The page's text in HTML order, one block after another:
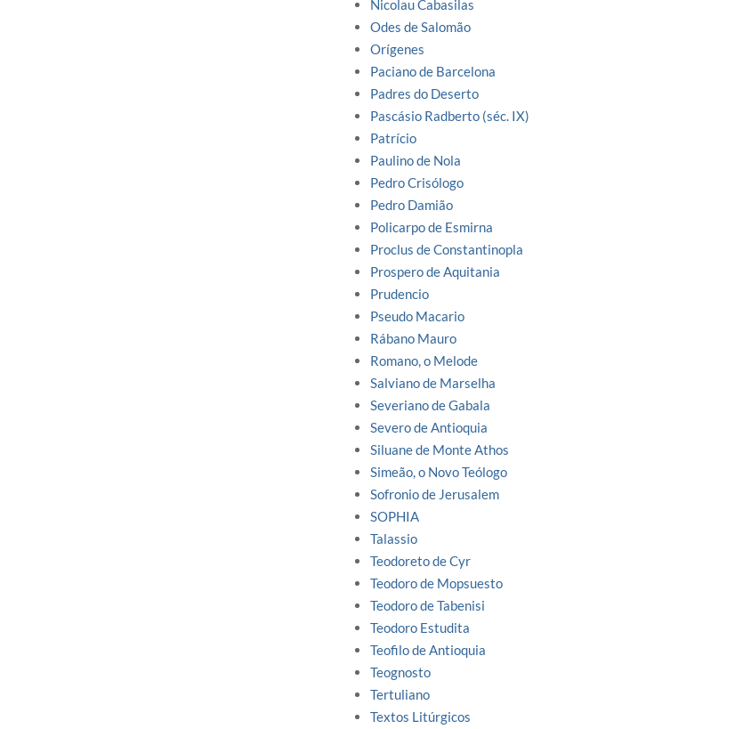
Nicolau Cabasilas
Odes de Salomão
Orígenes
Paciano de Barcelona
Padres do Deserto
Pascásio Radberto (séc. IX)
Patrício
Paulino de Nola
Pedro Crisólogo
Pedro Damião
Policarpo de Esmirna
Proclus de Constantinopla
Prospero de Aquitania
Prudencio
Pseudo Macario
Rábano Mauro
Romano, o Melode
Salviano de Marselha
Severiano de Gabala
Severo de Antioquia
Siluane de Monte Athos
Simeão, o Novo Teólogo
Sofronio de Jerusalem
SOPHIA
Talassio
Teodoreto de Cyr
Teodoro de Mopsuesto
Teodoro de Tabenisi
Teodoro Estudita
Teofilo de Antioquia
Teognosto
Tertuliano
Textos Litúrgicos